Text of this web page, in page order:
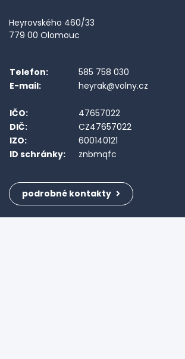
Heyrovského 460/33
779 00 Olomouc
Telefon:
585 758 030
E-mail:
heyrak@volny.cz
IČO:
47657022
DIČ:
CZ47657022
IZO:
600140121
ID schránky:
znbmqfc
podrobné kontakty